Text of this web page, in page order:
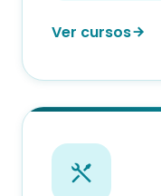
Ver cursos